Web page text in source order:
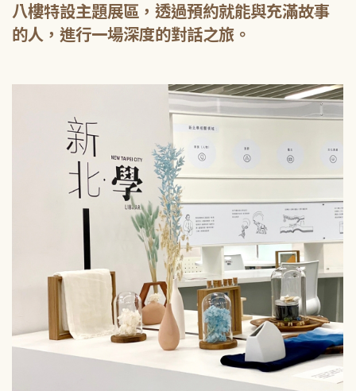
八樓特設主題展區，透過預約就能與充滿故事
的人，進行一場深度的對話之旅。